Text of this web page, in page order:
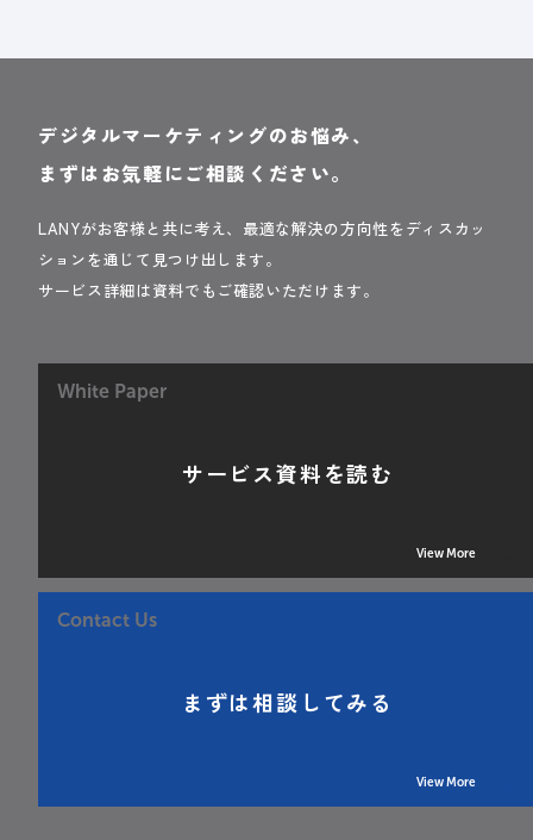
デジタルマーケティングのお悩み、
まずはお気軽にご相談ください。
LANYがお客様と共に考え、最適な解決の方向性をディスカッ
ションを通じて見つけ出します。
サービス詳細は資料でもご確認いただけます。
White Paper
サービス資料を読む
View More
Contact Us
まずは相談してみる
View More